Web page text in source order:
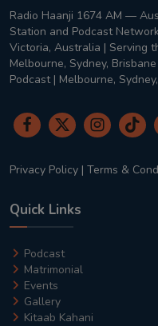
Radio Haanji 1674 AM —
Station and Podcast
Victoria, Australia | Serving
Melbourne, Sydney,
Podcast | Melbourne,
Privacy Policy | Terms &
Quick Links
Podcast
Matrimonial
Events
Gallery
Kitaab Kahani